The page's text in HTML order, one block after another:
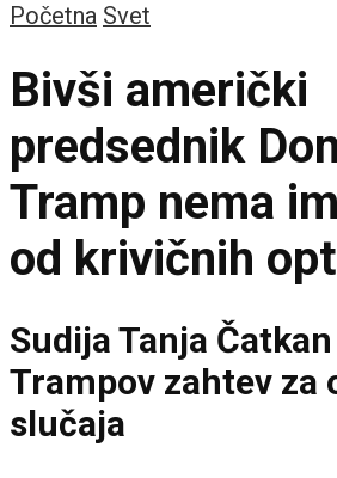
Početna Svet
Bivši američki
predsednik
Tramp nema
od krivičnih
Sudija Tanja
Trampov zahtev za
slučaja